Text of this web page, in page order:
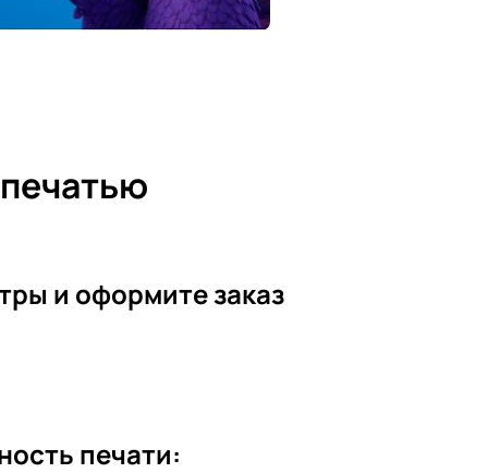
и оформите заказ
печати: